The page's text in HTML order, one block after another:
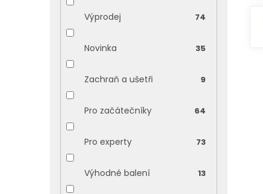
Výprodej 74
Novinka 35
Zachraň a ušetři 9
Pro začátečníky 64
Pro experty 73
Výhodné balení 13